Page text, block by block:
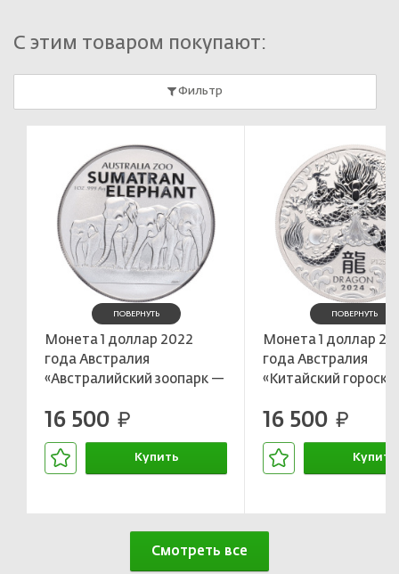
С этим товаром покупают:
Фильтр
ПОВЕРНУТЬ
Монета 1 доллар 2022
года Австралия
«Австралийский зоопарк —
16 500 руб.
Купить
ПОВЕРНУТЬ
Монета 1 доллар
года Австралия
«Китайский
16 500 руб.
Купить
Смотреть все